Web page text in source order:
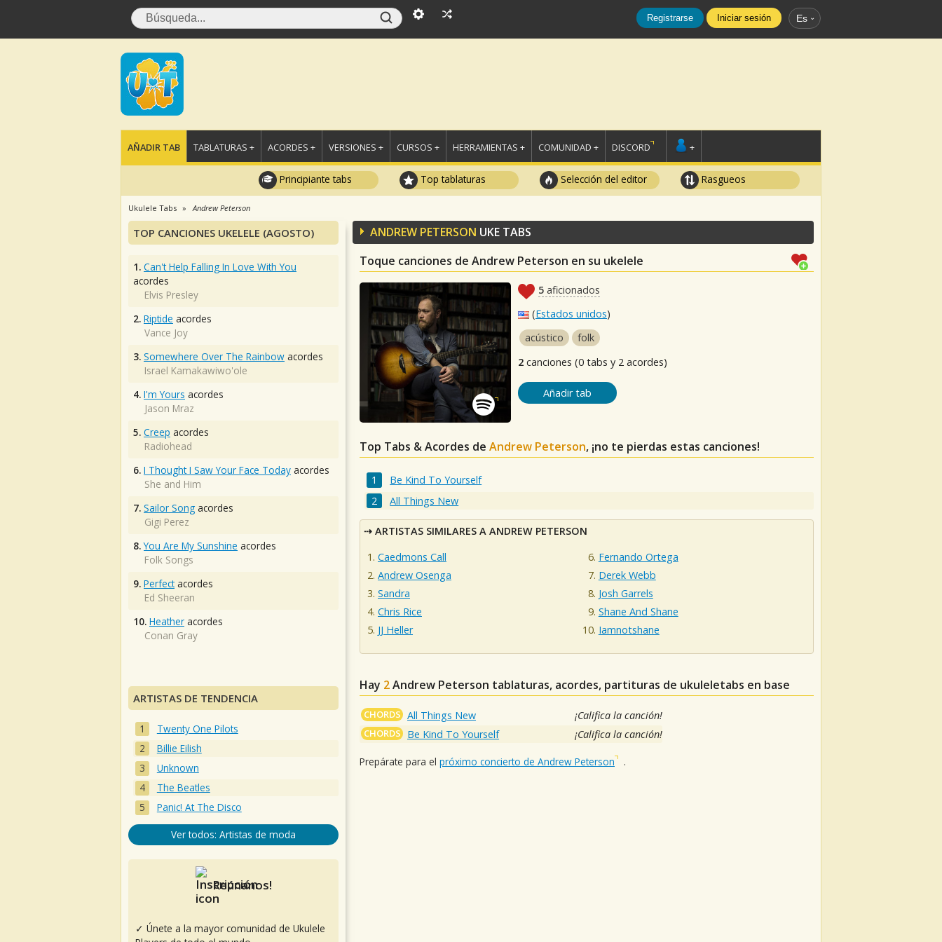
Registrarse Iniciar sesión Es
AÑADIR TAB TABLATURAS + ACORDES + VERSIONES + CURSOS + HERRAMIENTAS + COMUNIDAD + DISCORD +
Principiante tabs Top tablaturas Selección del editor Rasgueos
Ukulele Tabs Andrew Peterson
ANDREW PETERSON UKE TABS
Toque canciones de Andrew Peterson en su ukelele
5 aficionados
(Estados unidos)
acústico
folk
2 canciones (0 tabs y 2 acordes)
Añadir tab
Top Tabs & Acordes de Andrew Peterson, ¡no te pierdas estas canciones!
Be Kind To Yourself
All Things New
ARTISTAS SIMILARES A ANDREW PETERSON
Caedmons Call
Andrew Osenga
Sandra
Chris Rice
JJ Heller
Fernando Ortega
Derek Webb
Josh Garrels
Shane And Shane
Iamnotshane
Hay 2Andrew Peterson tablaturas, acordes, partituras de ukuleletabs en base
CHORDS All Things New ¡Califica la canción!
CHORDS Be Kind To Yourself ¡Califica la canción!
Prepárate para el próximo concierto de Andrew Peterson .
TOP CANCIONES UKELELE (AGOSTO)
1. Can't Help Falling In Love With You
acordes
Elvis Presley
2. Riptide acordes
Vance Joy
3. Somewhere Over The Rainbow acordes
Israel Kamakawiwo'ole
4. I'm Yours acordes
Jason Mraz
5. Creep acordes
Radiohead
6. I Thought I Saw Your Face Today acordes
She and Him
7. Sailor Song acordes
Gigi Perez
8. You Are My Sunshine acordes
Folk Songs
9. Perfectacordes
Ed Sheeran
10. Heather acordes
Conan Gray
ARTISTAS DE TENDENCIA
Twenty One Pilots
Billie Eilish
Unknown
The Beatles
Panic! At The Disco
Ver todos: Artistas de moda
Reúnanos!
✓ Únete a la mayor comunidad de Ukulele